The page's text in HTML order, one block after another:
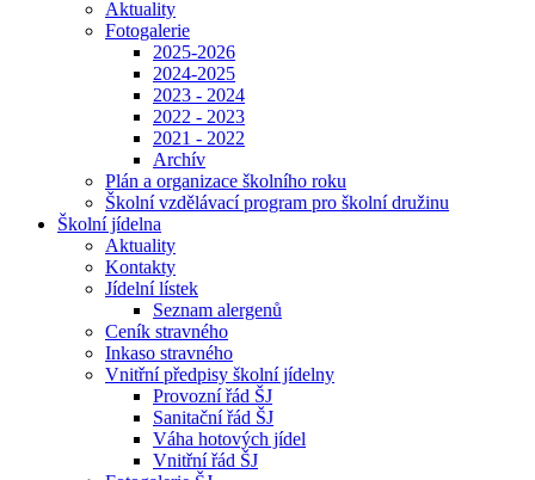
Aktuality
Fotogalerie
2025-2026
2024-2025
2023 - 2024
2022 - 2023
2021 - 2022
Archív
Plán a organizace školního roku
Školní vzdělávací program pro školní družinu
Školní jídelna
Aktuality
Kontakty
Jídelní lístek
Seznam alergenů
Ceník stravného
Inkaso stravného
Vnitřní předpisy školní jídelny
Provozní řád ŠJ
Sanitační řád ŠJ
Váha hotových jídel
Vnitřní řád ŠJ